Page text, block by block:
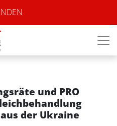
und PRO
der Ukraine